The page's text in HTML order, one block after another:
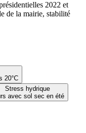
20°C
Stress hydrique
avec sol sec en été
2022 et
de la mairie, stabilité